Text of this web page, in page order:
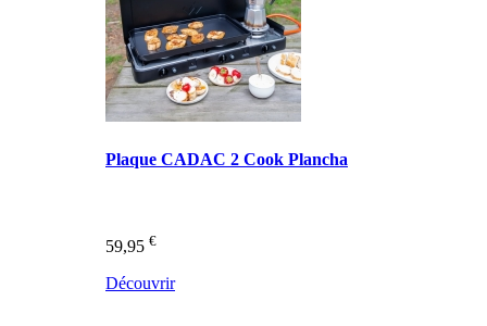
Plaque CADAC 2 Cook Plancha
59,95 €
Découvrir